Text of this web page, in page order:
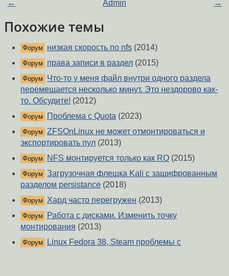
← Admin →
Похожие темы
Форум низкая скорость по nfs (2014)
Форум права записи в раздел (2015)
Форум
Что-то у меня файл внутри одного раздела
перемещается несколько минут. Это нездорово как-
то. Обсудите! (2012)
Форум Проблема с Quota (2023)
Форум ZFSOnLinux не может отмонтироваться и
экспортировать пул (2013)
Форум NFS монтируется только как RO (2015)
Форум Загрузочная флешка Kali с зашифрованным
разделом persistance (2018)
Форум Хард часто перегружен (2013)
Форум
Работа с дисками. Изменить точку
монтирования (2013)
Форум
Linux Fedora 38, Steam проблемы с